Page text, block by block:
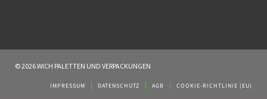
© 2026 WICH PALETTEN UND VERPACKUNGEN
IMPRESSUM DATENSCHUTZ AGB COOKIE-RICHTLINIE (EU)